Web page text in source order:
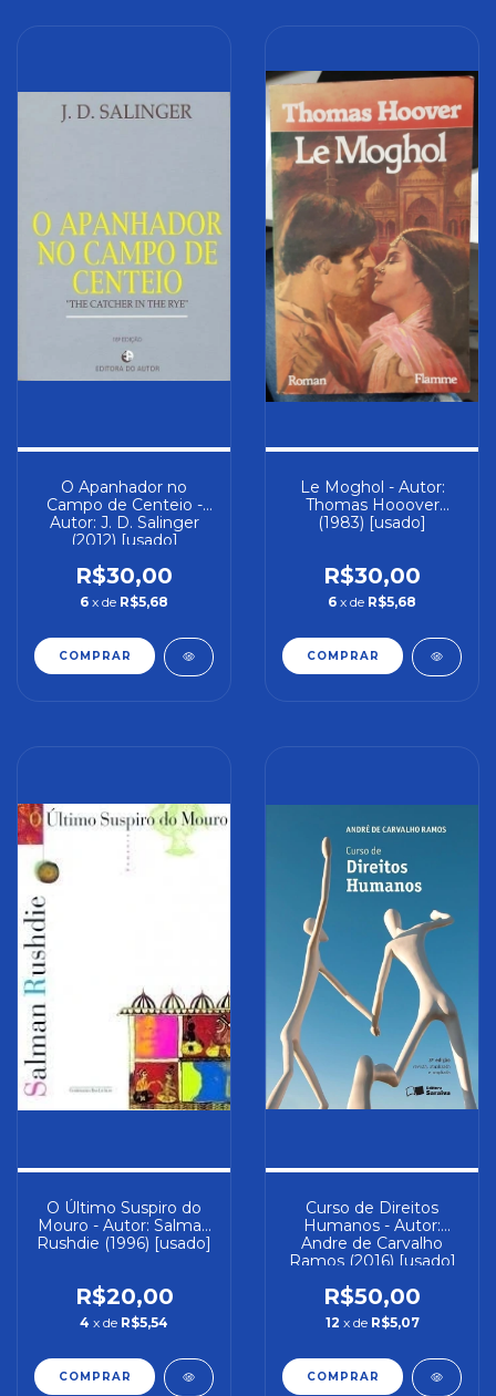
O Apanhador no
Campo de Centeio -
Autor: J. D. Salinger
(2012) [usado]
R$30,00
6 x de R$5,68
Le Moghol - Autor:
Thomas Hooover
(1983) [usado]
R$30,00
6 x de R$5,68
O Último Suspiro do
Mouro - Autor: Salman
Rushdie (1996) [usado]
R$20,00
4 x de R$5,54
Curso de Direitos
Humanos - Autor:
Andre de Carvalho
Ramos (2016) [usado]
R$50,00
12 x de R$5,07